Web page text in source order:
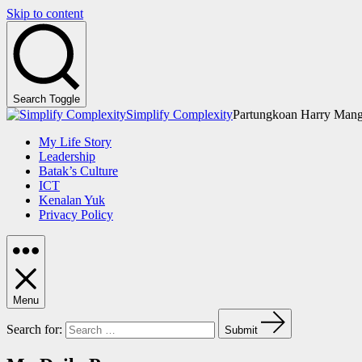
Skip to content
Search Toggle
Simplify ComplexityPartungkoan Harry
My Life Story
Leadership
Batak’s Culture
ICT
Kenalan Yuk
Privacy Policy
Menu
Search for: Submit